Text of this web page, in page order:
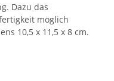
Dazu das
möglich
10,5 x 11,5 x 8 cm.